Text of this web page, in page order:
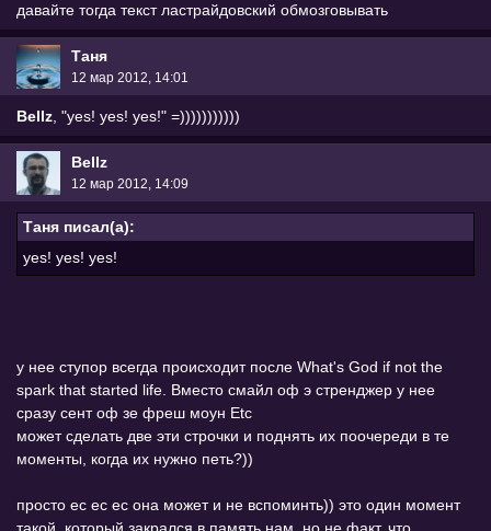
давайте тогда текст ластрайдовский обмозговывать
Таня
12 мар 2012, 14:01
Bellz, "yes! yes! yes!" =)))))))))))
Bellz
12 мар 2012, 14:09
Таня писал(а):
yes! yes! yes!
у нее ступор всегда происходит после What's God if not the
spark that started life. Вместо смайл оф э стренджер у нее
сразу сент оф зе фреш моун Etc
может сделать две эти строчки и поднять их поочереди в те
моменты, когда их нужно петь?))
просто ес ес ес она может и не вспоминть)) это один момент
такой, который закрался в память нам, но не факт, что